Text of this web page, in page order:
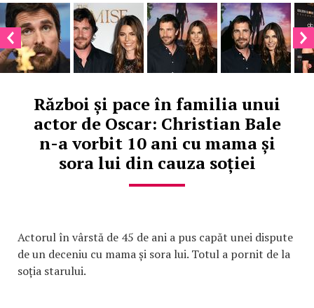
Război și pace în familia unui
actor de Oscar: Christian Bale
n-a vorbit 10 ani cu mama și
sora lui din cauza soției
Actorul în vârstă de 45 de ani a pus capăt unei dispute
de un deceniu cu mama și sora lui. Totul a pornit de la
soția starului.